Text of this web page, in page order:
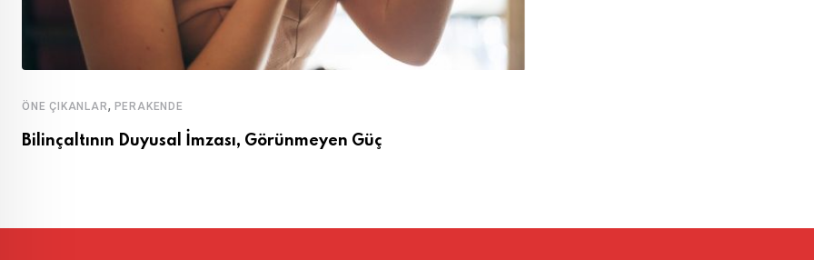
ÖNE ÇIKANLAR, PERAKENDE
Bilinçaltının Duyusal İmzası, Görünmeyen Güç